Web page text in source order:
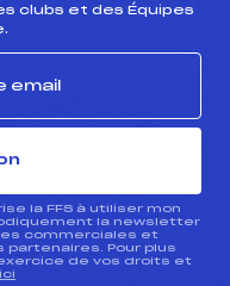
clubs et des Équipes
la FFS à utiliser mon
la newsletter
commerciales et
partenaires. Pour plus
de vos droits et
ici